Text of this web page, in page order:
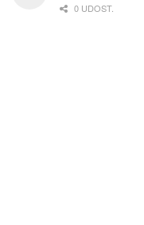
0 UDOST.